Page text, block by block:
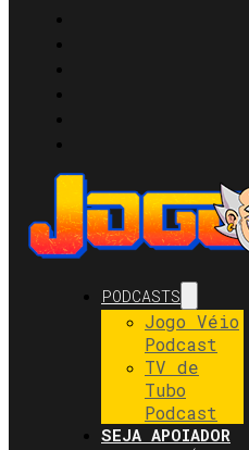
PODCASTS
Jogo Véio
Podcast
TV de
Tubo
Podcast
SEJA APOIADOR